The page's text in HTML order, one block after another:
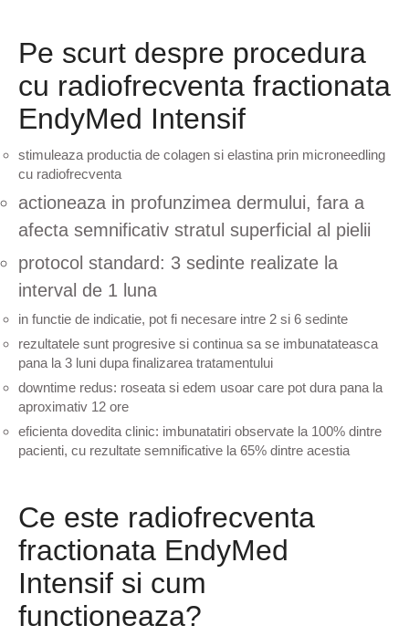
Pe scurt despre procedura
cu radiofrecventa fractionata
EndyMed Intensif
stimuleaza productia de colagen si elastina prin microneedling
cu radiofrecventa
actioneaza in profunzimea dermului, fara a
afecta semnificativ stratul superficial al pielii
protocol standard: 3 sedinte realizate la
interval de 1 luna
in functie de indicatie, pot fi necesare intre 2 si 6 sedinte
rezultatele sunt progresive si continua sa se imbunatateasca
pana la 3 luni dupa finalizarea tratamentului
downtime redus: roseata si edem usoar care pot dura pana la
aproximativ 12 ore
eficienta dovedita clinic: imbunatatiri observate la 100% dintre
pacienti, cu rezultate semnificative la 65% dintre acestia
Ce este radiofrecventa
fractionata EndyMed
Intensif si cum
functioneaza?